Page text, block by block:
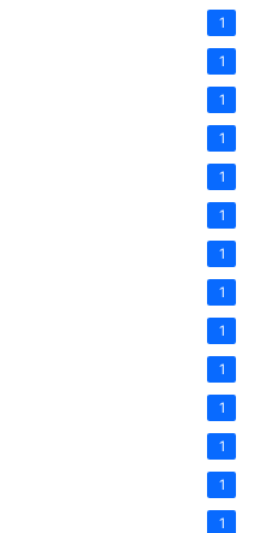
1
1
1
1
1
1
1
1
1
1
1
1
1
1